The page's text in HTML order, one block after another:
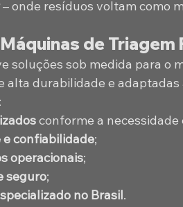
– onde resíduos voltam como
de
soluções sob medida para o
alta durabilidade e
conforme a necessidade
confiabilidade;
operacionais;
seguro;
no Brasil.